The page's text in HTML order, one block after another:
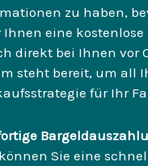
zu haben,
eine
direkt bei Ihnen vor
steht bereit, um all
für Ihr
Sie eine